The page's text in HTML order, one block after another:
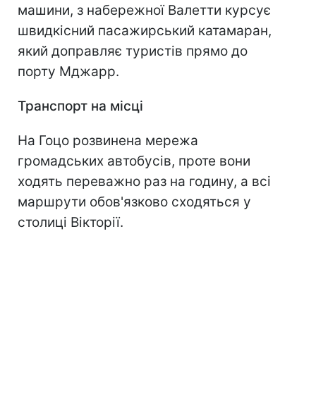
машини, з набережної Валетти курсує
швидкісний пасажирський катамаран,
який доправляє туристів прямо до
порту Мджарр.
Транспорт на місці
На Гоцо розвинена мережа
громадських автобусів, проте вони
ходять переважно раз на годину, а всі
маршрути обов'язково сходяться у
столиці Вікторії.